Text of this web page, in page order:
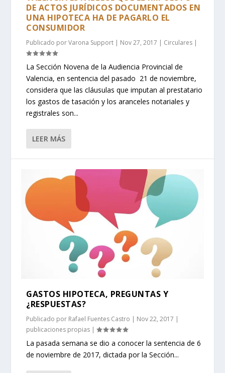
DE ACTOS JURÍDICOS DOCUMENTADOS EN
UNA HIPOTECA HA DE PAGARLO EL
CONSUMIDOR
Publicado porVarona Support | Nov 27, 2017 | Circulares |
La Sección Novena de la Audiencia Provincial de
Valencia, en sentencia del pasado 21 de noviembre,
considera que las cláusulas que imputan al prestatario
los gastos de tasación y los aranceles notariales y
registrales son...
LEER MÁS
GASTOS HIPOTECA, PREGUNTAS Y
¿RESPUESTAS?
Publicado por Rafael Fuentes Castro | Nov 22, 2017 |
publicaciones propias |
La pasada semana se dio a conocer la sentencia de 6
de noviembre de 2017, dictada por la Sección...